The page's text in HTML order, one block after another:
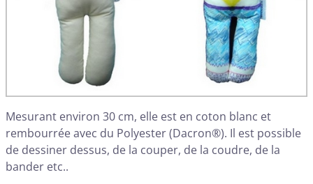
Mesurant environ 30 cm, elle est en coton blanc et
rembourrée avec du Polyester (Dacron®). Il est possible
de dessiner dessus, de la couper, de la coudre, de la
bander etc..